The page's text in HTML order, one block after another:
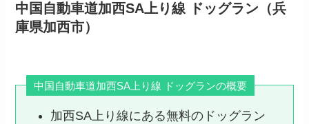
中国自動車道加西SA上り線 ドッグラン（兵
庫県加西市）
中国自動車道加西SA上り線 ドッグランの概要
加西SA上り線にある無料のドッグラン